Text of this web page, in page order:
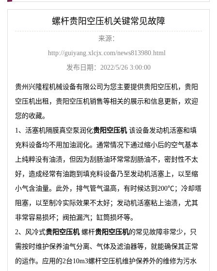
螺杆贵阳空压机关键常见故障
来源：
http://guiyang.xlcjx.com/news813980.html
发布日期：2022/5/26 3:00:00
贵州兴隆程机械设备有限公司为您主要提供贵阳空压机，贵阳
空压机出租，贵阳空压机销售等相关的展示和信息更新，欢迎
您的收藏。
1、活塞机隔膜真空泵润化贵阳空压机该设备发动机活塞和填
充料设备均不用加油润化。通常情况下通过缩小后的空气基本
上纯粹没有油渍，但因为刮肠油环常常刮肠油不，密封性不太
好，造成经常有油跑到填充料设备乃至发动机活塞上，以至缩
小气含油量。此外，排气管气温高，有时候达到200℃；冷却塔
阻塞，以至制冷实际效果不太好；发动机活塞粘上油渍，尤其
非常容易损坏；阀拍漏汽；缸筒损坏等。
2、风冷式贵阳空压机螺杆贵阳空压机的常见故障非常少，只
需按时维护保养油气分离、气体及滤油器等，就能确保其正常
的运作。应用的2台10m3螺杆空压机维护保养外的维修为污水